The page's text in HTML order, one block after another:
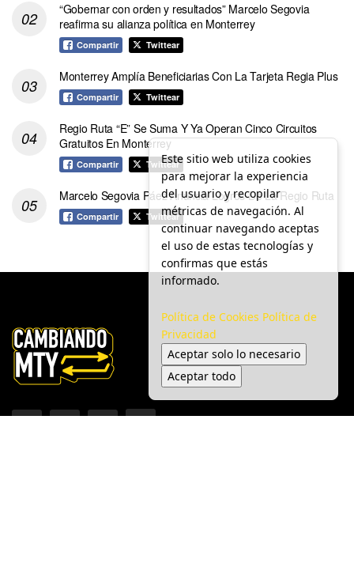
“Gobernar con orden y resultados” Marcelo Segovia
reafirma su alianza política en Monterrey
Compartir Twittear
Monterrey Amplía Beneficiarias Con La Tarjeta Regia Plus
Compartir Twittear
Regio Ruta “E” Se Suma Y Ya Operan Cinco Circuitos
Gratuitos En Monterrey
Compartir Twittear
Marcelo Segovia Páez Anuncia Logros De La Regio Ruta
Compartir Twittear
Este sitio web utiliza cookies
para mejorar la experiencia
del usuario y recopilar
métricas de navegación. Al
continuar navegando aceptas
el uso de estas tecnologías y
confirmas que estás
informado.
Política de Cookies Política de
Privacidad
Aceptar solo lo necesario
Aceptar todo